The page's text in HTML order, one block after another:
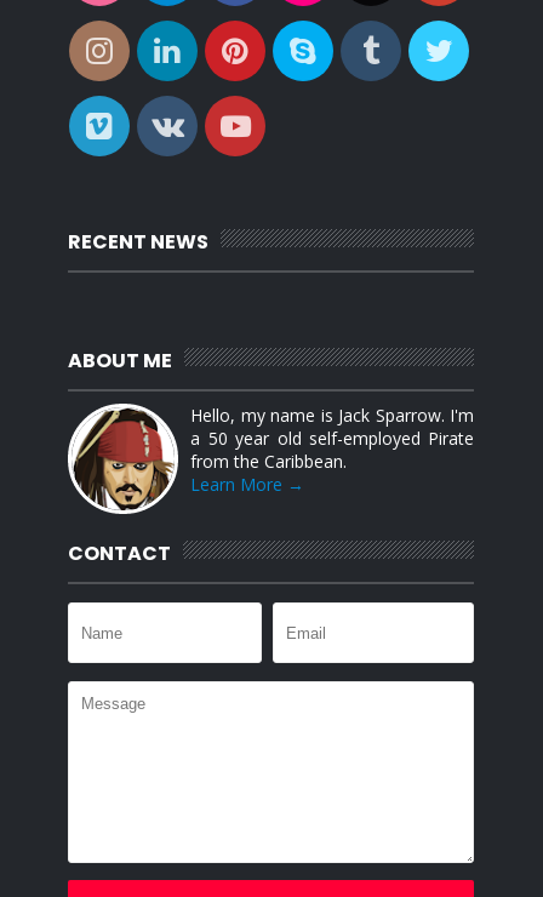
RECENT NEWS
ABOUT ME
Hello, my name is Jack Sparrow. I'm
a 50 year old self-employed Pirate
from the Caribbean.
Learn More →
CONTACT